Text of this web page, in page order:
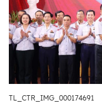
TL_CTR_IMG_000174691